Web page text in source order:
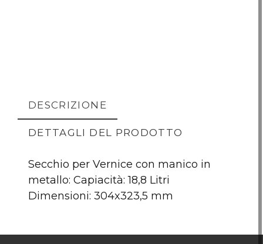
DESCRIZIONE
DETTAGLI DEL PRODOTTO
Secchio per Vernice con manico in
metallo: Capiacità: 18,8 Litri
Dimensioni: 304x323,5 mm